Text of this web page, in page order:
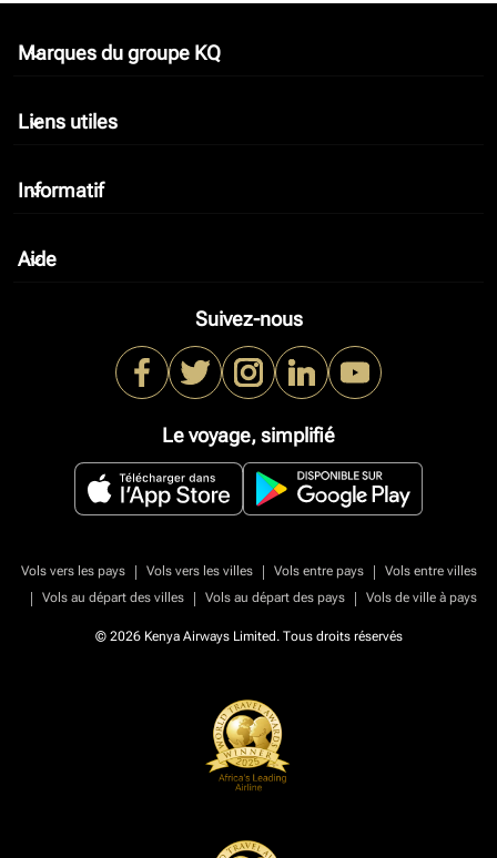
Marques du groupe KQ
keyboard_arrow_down
Liens utiles
keyboard_arrow_down
Informatif
keyboard_arrow_down
Aide
keyboard_arrow_down
Suivez-nous
Le voyage, simplifié
Vols vers les pays | Vols vers les villes | Vols entre pays |
Vols entre villes
|
Vols au départ des villes | Vols au départ des pays | Vols de ville à pays
© 2026 Kenya Airways Limited. Tous droits réservés